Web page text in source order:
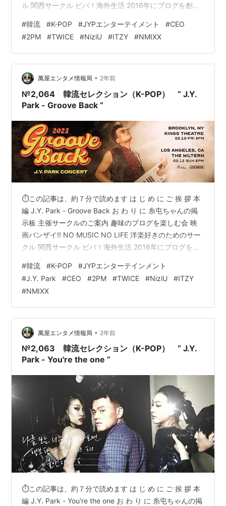
ル 関西サークル ビバ！海外生活 2016年にブログを創め
（IN POINT） やる気✖１００倍 ポパイのほうれん草 は
じ め に ご 挨 拶 おばんです 🍺 _ _))ﾍﾟｺﾘ 白石ですさて本
日のテーマも、怒涛の 韓流セレクション（K-POP） で
す！ こんばんは 🍶…
#韓流 #K-POP #JYPエンターテイメント #CEO
#2PM #TWICE #NiziU #ITZY #NMIXX
萬屋エンタメ情報局 • 2年前
№2,064 韓流セレクション（K-POP） “ J.Y.
Park - Groove Back ”
⏱この記事は、約７分で読めます は じ め に ご 挨 拶 本
編 J.Y. Park - Groove Back お わ り に 糸屯ちゃんの掲
示板 主催サークルのご案内 趣味のブログを楽しむ会 映
画バンザイ!! NO MUSIC NO LIFE 洋楽好きのためのサー
クル 関西サークル ビバ！海外生活 2016年にブログを創
グ（IN POINT） やる気✖１００倍 ポパイのほうれん草
は じ め に ご 挨 拶 おばんです 🍺 _ _))ﾍﾟｺﾘ 白石ですさて
本日のテーマも、怒涛の 韓流セレクション（K-POP） で
す！ こんばんは 🍶 …
#韓流 #K-POP #JYPエンターテインメント
#J.Y. Park #CEO #2PM #TWICE #NiziU #ITZY
#NMIXX
萬屋エンタメ情報局 • 2年前
№2,063 韓流セレクション（K-POP） “ J.Y.
Park - You're the one ”
⏱この記事は、約７分で読めます は じ め に ご 挨 拶 本
編 J.Y. Park - You're the one お わ り に 糸屯ちゃんの掲